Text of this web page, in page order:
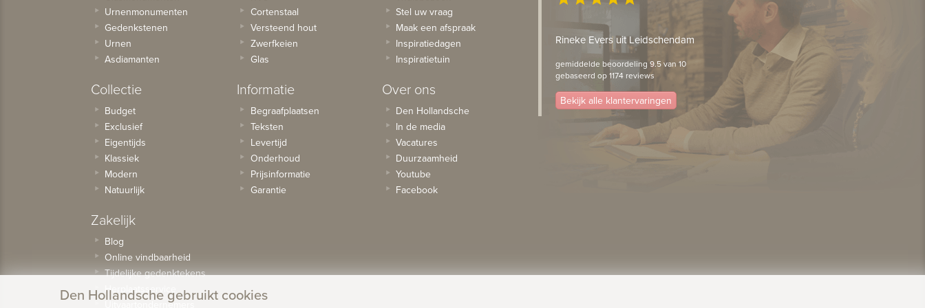
Urnenmonumenten
Gedenkstenen
Urnen
Asdiamanten
Collectie
Budget
Exclusief
Eigentijds
Klassiek
Modern
Natuurlijk
Zakelijk
Blog
Online vindbaarheid
Tijdelijke gedenktekens
Herplaatsservice
Uitvaartondernemers
Cortenstaal
Versteend hout
Zwerfkeien
Glas
Informatie
Begraafplaatsen
Teksten
Levertijd
Onderhoud
Prijsinformatie
Garantie
Stel uw vraag
Maak een afspraak
Inspiratiedagen
Inspiratietuin
Over ons
Den Hollandsche
In de media
Vacatures
Duurzaamheid
Youtube
Facebook
Rineke Evers uit Leidschendam
gemiddelde beoordeling 9.5 van 10
gebaseerd op 1174 reviews
Bekijk alle klantervaringen
Den Hollandsche gebruikt cookies